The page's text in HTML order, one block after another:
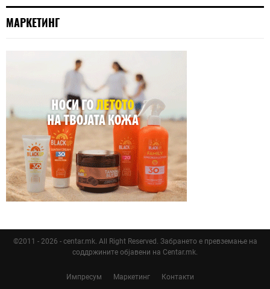
МАРКЕТИНГ
©2011 - 2026 - centar.mk. All Right Reserved. Забрането е превземање на
соддржините објавени на Centar.mk.
Импресум Маркетинг
Контакти